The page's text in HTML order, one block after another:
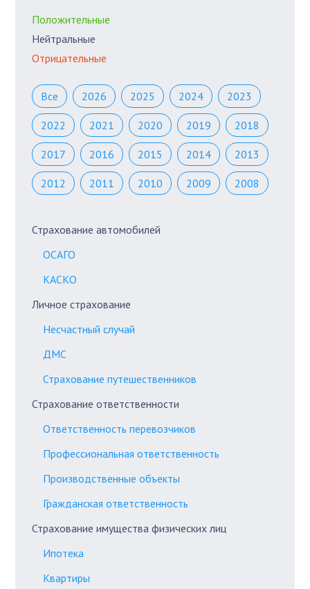
Положительные
Нейтральные
Отрицательные
Все 2026 2025 2024 2023
2022 2021 2020 2019 2018
2017 2016 2015 2014 2013
2012 2011 2010 2009 2008
Страхование автомобилей
ОСАГО
КАСКО
Личное страхование
Несчастный случай
ДМС
Страхование путешественников
Страхование ответственности
Ответственность перевозчиков
Профессиональная ответственность
Производственные объекты
Гражданская ответственность
Страхование имущества физических лиц
Ипотека
Квартиры